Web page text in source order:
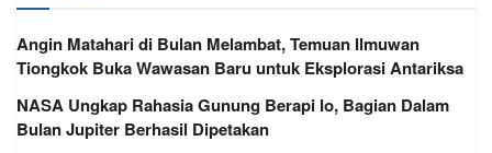
Angin Matahari di Bulan Melambat, Temuan Ilmuwan
Tiongkok Buka Wawasan Baru untuk Eksplorasi Antariksa
NASA Ungkap Rahasia Gunung Berapi Io, Bagian Dalam
Bulan Jupiter Berhasil Dipetakan